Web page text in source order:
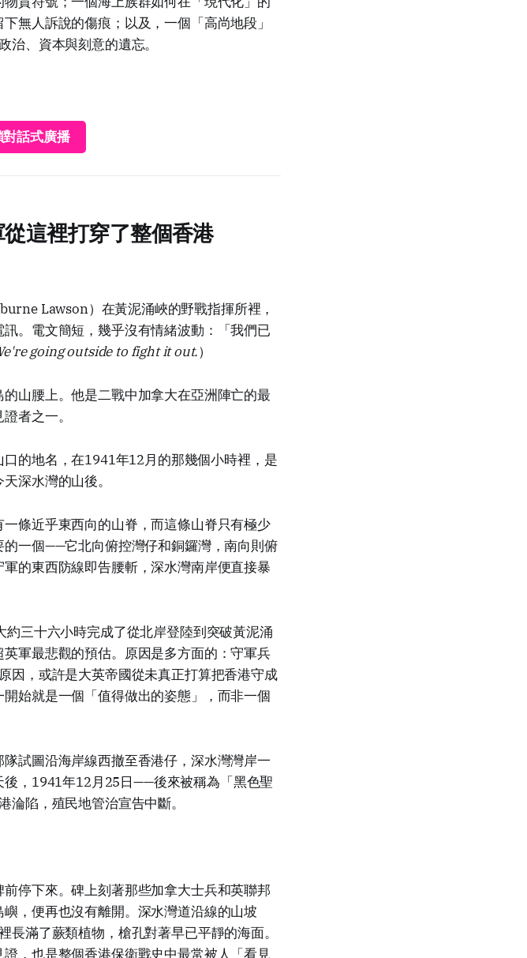
無人訴說的傷痕；以及，一個「高尚地段」
、資本與刻意的遺忘。
話式廣播
這裡打穿了整個香港
Lawson）在黃泥涌峽的野戰指揮所裡，
。電文簡短，幾乎沒有情緒波動：「我們已
going outside to fight it out.）
山腰上。他是二戰中加拿大在亞洲陣亡的最
者之一。
的地名，在1941年12月的那幾個小時裡，是
深水灣的山後。
條近乎東西向的山脊，而這條山脊只有極少
一個——它北向俯控灣仔和銅鑼灣，南向則俯
的東西防線即告腰斬，深水灣南岸便直接暴
三十六小時完成了從北岸登陸到突破黃泥涌
軍最悲觀的預估。原因是多方面的：守軍兵
因，或許是大英帝國從未真正打算把香港守成
始就是一個「值得做出的姿態」，而非一個
試圖沿海岸線西撤至香港仔，深水灣灣岸一
後，1941年12月25日——後來被稱為「黑色聖
陷，殖民地管治宣告中斷。
停下來。碑上刻著那些加拿大士兵和英聯邦
，便再也沒有離開。深水灣道沿線的山坡
滿了蕨類植物，槍孔對著早已平靜的海面。
，也是整個香港保衛戰史中最常被人「看見